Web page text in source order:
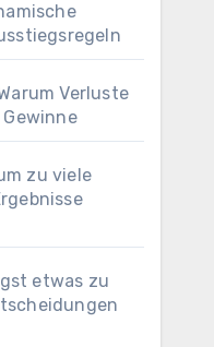
Verluste
zu viele
etwas zu